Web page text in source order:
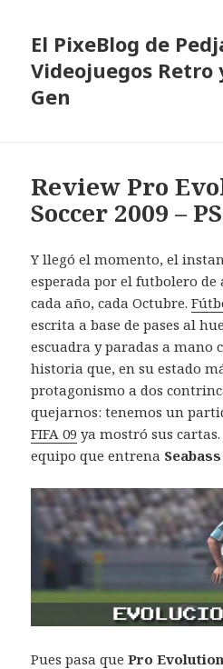
El PixeBlog de
Videojuegos Retro
Gen
Review Pro
Soccer 2009 –
Y llegó el momento, el
esperada por el futbolero de
cada año, cada Octubre.
escrita a base de pases al
escuadra y paradas a mano
historia que, en su estado
protagonismo a dos
quejarnos: tenemos un
FIFA 09 ya mostró sus cartas.
equipo que entrena Seabass
Pues pasa quePro Evolution